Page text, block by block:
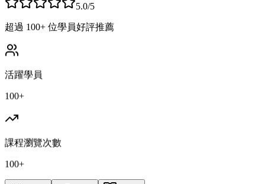
5.0/5
超過 100+ 位學員好評推薦
活躍學員
100+
課程瀏覽次數
100+